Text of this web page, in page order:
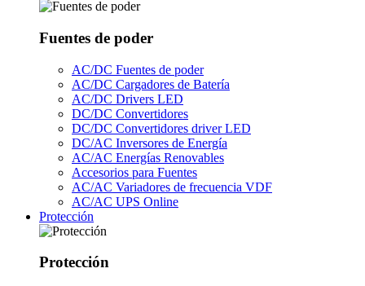
Fuentes de poder
AC/DC Fuentes de poder
AC/DC Cargadores de Batería
AC/DC Drivers LED
DC/DC Convertidores
DC/DC Convertidores driver LED
DC/AC Inversores de Energía
AC/AC Energías Renovables
Accesorios para Fuentes
AC/AC Variadores de frecuencia VDF
AC/AC UPS Online
Protección
Protección